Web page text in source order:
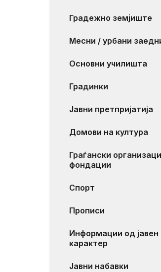
Градежно земјиште
Месни / урбани
Основни училишта
Градинки
Јавни претпријатија
Домови на култура
Граѓански
фондации
Спорт
Прописи
Информации од јавен
карактер
Јавни набавки